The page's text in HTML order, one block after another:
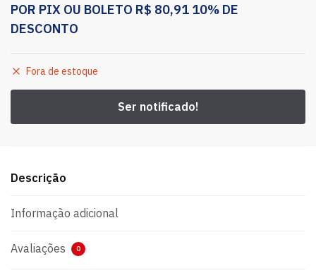
POR PIX OU BOLETO R$ 80,91 10% DE
DESCONTO
Fora de estoque
Descrição
Informação adicional
Avaliações 0